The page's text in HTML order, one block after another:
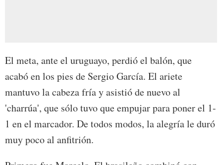
El meta, ante el uruguayo, perdió el balón, que
acabó en los pies de Sergio García. El ariete
mantuvo la cabeza fría y asistió de nuevo al
'charrúa', que sólo tuvo que empujar para poner el 1-
1 en el marcador. De todos modos, la alegría le duró
muy poco al anfitrión.